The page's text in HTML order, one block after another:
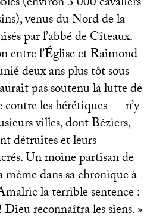
venus du Nord de la
par l’abbé de Cîteaux.
entre l’Église et Raimond
deux ans plus tôt sous
pas soutenu la lutte de
contre les hérétiques — n’y
villes, dont Béziers,
détruites et leurs
Un moine partisan de
même dans sa chronique à
la terrible sentence :
! Dieu reconnaîtra les siens.»